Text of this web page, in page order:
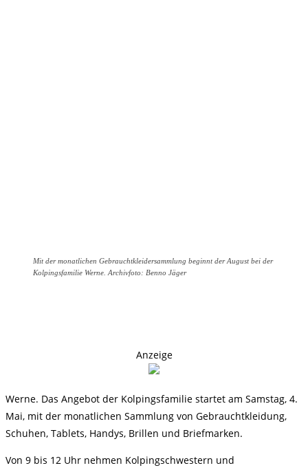
Mit der monatlichen Gebrauchtkleidersammlung beginnt der August bei der
Kolpingsfamilie Werne. Archivfoto: Benno Jäger
Anzeige
Werne. Das Angebot der Kolpingsfamilie startet am Samstag, 4.
Mai, mit der monatlichen Sammlung von Gebrauchtkleidung,
Schuhen, Tablets, Handys, Brillen und Briefmarken.
Von 9 bis 12 Uhr nehmen Kolpingschwestern und